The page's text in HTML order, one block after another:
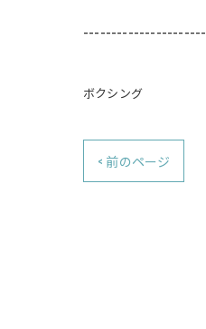
ボクシング
< 前のページ